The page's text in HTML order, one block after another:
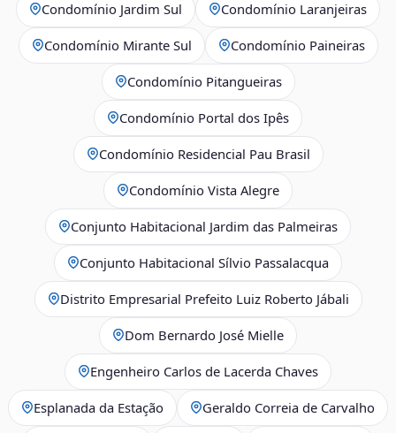
Condomínio Jardim Sul Condomínio Laranjeiras
Condomínio Mirante Sul Condomínio Paineiras
Condomínio Pitangueiras
Condomínio Portal dos Ipês
Condomínio Residencial Pau Brasil
Condomínio Vista Alegre
Conjunto Habitacional Jardim das Palmeiras
Conjunto Habitacional Sílvio Passalacqua
Distrito Empresarial Prefeito Luiz Roberto Jábali
Dom Bernardo José Mielle
Engenheiro Carlos de Lacerda Chaves
Esplanada da Estação Geraldo Correia de Carvalho